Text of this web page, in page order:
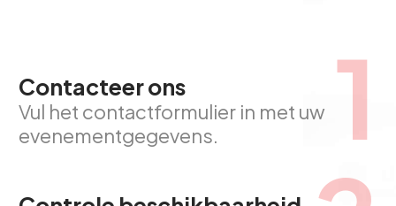
1
Contacteer ons
Vul het contactformulier in met uw
evenementgegevens.